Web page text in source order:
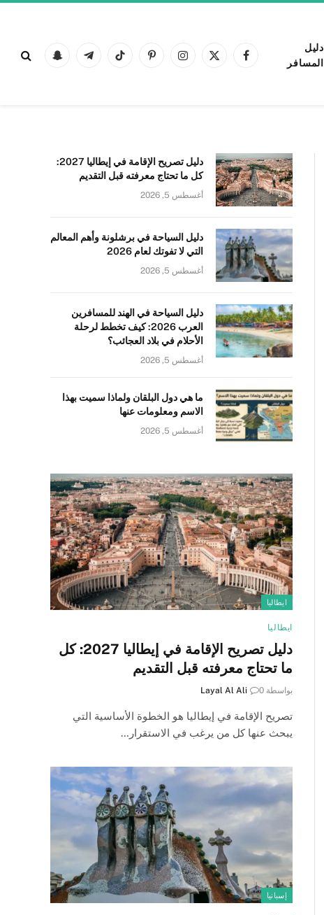
دليل
المسافر
فيسبوكX
الانستغرامبينتيريستتيكتوك تيلقرام Snapchat
دليل تصريح الإقامة في إيطاليا 2027:
كل ما تحتاج معرفته قبل التقديم
أغسطس 5, 2026
دليل السياحة في برشلونة وأهم المعالم
التي لا تفوتك لعام 2026
أغسطس 5, 2026
دليل السياحة في الهند للمسافرين
العرب 2026: كيف تخطط لرحلة
الأحلام في بلاد العجائب؟
أغسطس 5, 2026
ما هي دول البلقان ولماذا سميت بهذا
الاسم ومعلومات عنها
أغسطس 5, 2026
ايطاليا
ايطاليا
دليل تصريح الإقامة في إيطاليا 2027: كل
ما تحتاج معرفته قبل التقديم
بواسطة Layal Al Ali 0
تصريح الإقامة في إيطاليا هو الخطوة الأساسية التي
يبحث عنها كل من يرغب في الاستقرار…
إسبانيا